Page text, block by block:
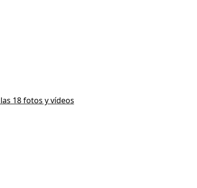
18 fotos y vídeos